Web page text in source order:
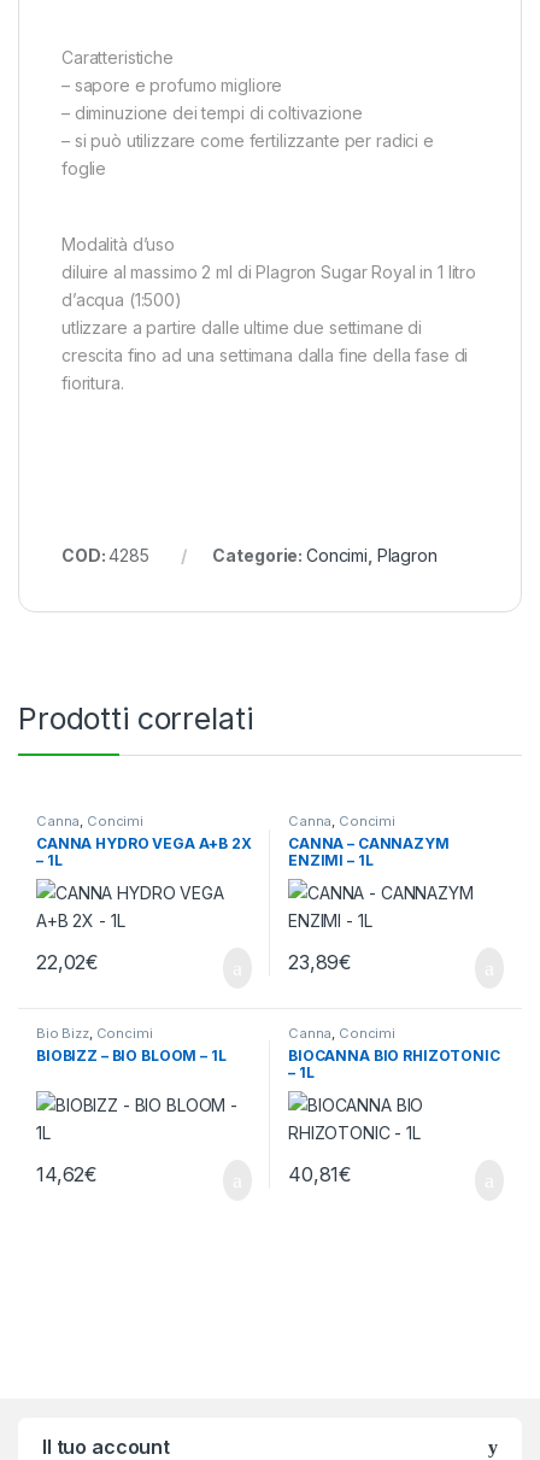
Caratteristiche
– sapore e profumo migliore
– diminuzione dei tempi di coltivazione
– si può utilizzare come fertilizzante per radici e
foglie
Modalità d’uso
diluire al massimo 2 ml di Plagron Sugar Royal in 1 litro
d’acqua (1:500)
utlizzare a partire dalle ultime due settimane di
crescita fino ad una settimana dalla fine della fase di
fioritura.
COD:4285 Categorie: Concimi Plagron
Prodotti correlati
Canna, Concimi
CANNA HYDRO VEGA A+B 2X
– 1L
22,02€
Canna, Concimi
CANNA – CANNAZYM
ENZIMI – 1L
23,89€
Bio Bizz, Concimi
BIOBIZZ – BIO BLOOM – 1L
14,62€
Canna, Concimi
BIOCANNA BIO RHIZOTONIC
– 1L
40,81€
Il tuo account